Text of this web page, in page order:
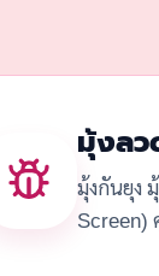
มุ้งล
มุ้งกันยุง
Screen)